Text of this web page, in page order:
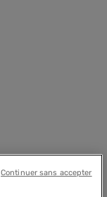
Continuer sans accepter